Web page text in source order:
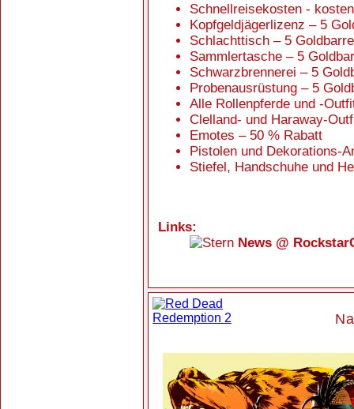
Schnellreisekosten -
Kopfgeldjägerlizenz – 5
Schlachttisch – 5
Sammlertasche – 5
Schwarzbrennerei – 5
Probenausrüstung – 5
Alle Rollenpferde und -
Clelland- und Haraway-
Emotes – 50 % Rabatt
Pistolen und Dekorations-
Stiefel, Handschuhe und
Links:
News @